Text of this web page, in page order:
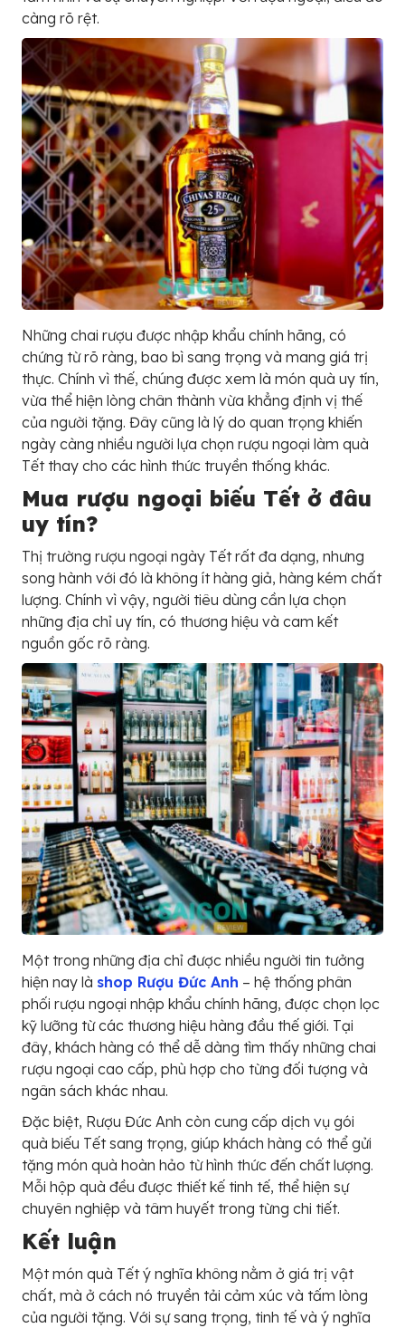
càng rõ rệt.
Những chai rượu được nhập khẩu chính hãng, có
chứng từ rõ ràng, bao bì sang trọng và mang giá trị
thực. Chính vì thế, chúng được xem là món quà uy tín,
vừa thể hiện lòng chân thành vừa khẳng định vị thế
của người tặng. Đây cũng là lý do quan trọng khiến
ngày càng nhiều người lựa chọn rượu ngoại làm quà
Tết thay cho các hình thức truyền thống khác.
Mua rượu ngoại biếu Tết ở đâu
uy tín?
Thị trường rượu ngoại ngày Tết rất đa dạng, nhưng
song hành với đó là không ít hàng giả, hàng kém chất
lượng. Chính vì vậy, người tiêu dùng cần lựa chọn
những địa chỉ uy tín, có thương hiệu và cam kết
nguồn gốc rõ ràng.
Một trong những địa chỉ được nhiều người tin tưởng
hiện nay là shop Rượu Đức Anh – hệ thống phân
phối rượu ngoại nhập khẩu chính hãng, được chọn lọc
kỹ lưỡng từ các thương hiệu hàng đầu thế giới. Tại
đây, khách hàng có thể dễ dàng tìm thấy những chai
rượu ngoại cao cấp, phù hợp cho từng đối tượng và
ngân sách khác nhau.
Đặc biệt, Rượu Đức Anh còn cung cấp dịch vụ gói
quà biếu Tết sang trọng, giúp khách hàng có thể gửi
tặng món quà hoàn hảo từ hình thức đến chất lượng.
Mỗi hộp quà đều được thiết kế tinh tế, thể hiện sự
chuyên nghiệp và tâm huyết trong từng chi tiết.
Kết luận
Một món quà Tết ý nghĩa không nằm ở giá trị vật
chất, mà ở cách nó truyền tải cảm xúc và tấm lòng
của người tặng. Với sự sang trọng, tinh tế và ý nghĩa